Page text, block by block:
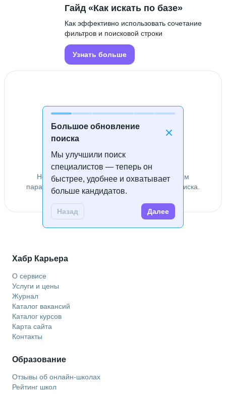
Большое обновление
поиска
Мы улучшили поиск
специалистов — теперь он
быстрее, удобнее и охватывает
больше кандидатов.
Назад Далее
Гайд «Как искать по базе»
Как эффективно использовать сочетание
фильтров и поисковой строки
Узнать больше
Специалисты не найдены
Не удалось найти специалистов по заданным
параметрам. Попробуйте изменить условия поиска.
Хабр Карьера
О сервисе
Услуги и цены
Журнал
Каталог вакансий
Каталог курсов
Карта сайта
Контакты
Образование
Отзывы об онлайн-школах
Рейтинг школ